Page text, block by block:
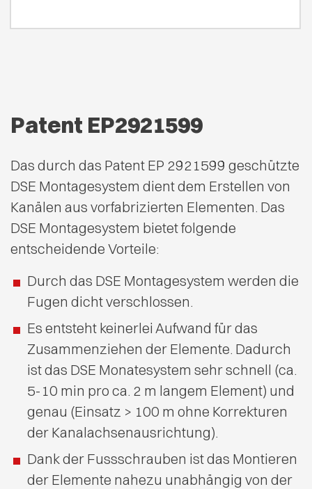
Patent EP2921599
Das durch das Patent EP 2921599 geschützte
DSE Montagesystem dient dem Erstellen von
Kanälen aus vorfabrizierten Elementen. Das
DSE Montagesystem bietet folgende
entscheidende Vorteile:
Durch das DSE Montagesystem werden die
Fugen dicht verschlossen.
Es entsteht keinerlei Aufwand für das
Zusammenziehen der Elemente. Dadurch
ist das DSE Monatesystem sehr schnell (ca.
5-10 min pro ca. 2 m langem Element) und
genau (Einsatz > 100 m ohne Korrekturen
der Kanalachsenausrichtung).
Dank der Fussschrauben ist das Montieren
der Elemente nahezu unabhängig von der